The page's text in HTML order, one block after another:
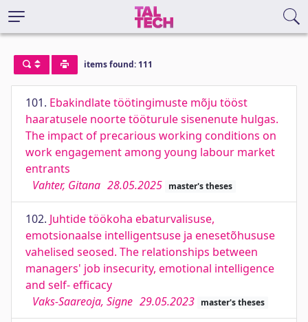
items found: 111
101. Ebakindlate töötingimuste mõju tööst
haaratusele noorte tööturule sisenenute hulgas.
The impact of precarious working conditions on
work engagement among young labour market
entrants
Vahter, Gitana 28.05.2025 master's theses
102. Juhtide töökoha ebaturvalisuse,
emotsionaalse intelligentsuse ja enesetõhususe
vahelised seosed. The relationships between
managers' job insecurity, emotional intelligence
and self- efficacy
Vaks-Saareoja, Signe 29.05.2023 master's theses